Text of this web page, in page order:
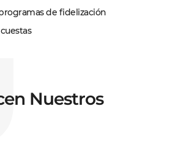
de fidelización
Nuestros